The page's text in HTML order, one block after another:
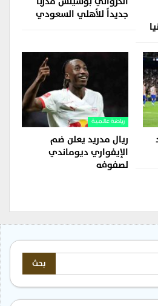
جديداً للأهلي السعودي
رياضة عالمية
ريال مدريد يعلن ضم
الإيفواري ديوماندي
لصفوفه